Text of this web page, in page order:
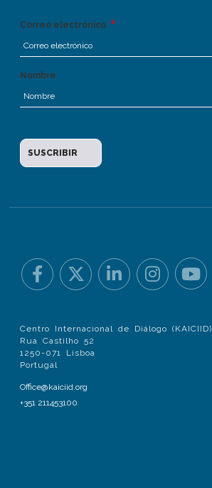
Correo electrónico
Nombre
Centro Internacional de Diálogo (KAICIID)
Rua Castilho 52
1250-071 Lisboa
Portugal
Office@kaiciid.org
+351 211453100